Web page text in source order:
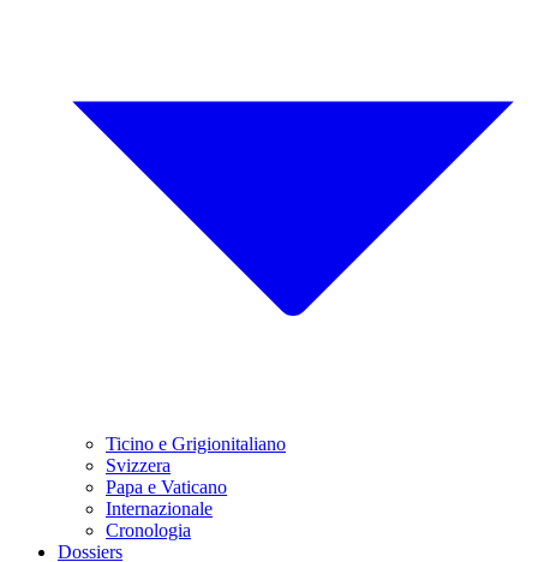
Ticino e Grigionitaliano
Svizzera
Papa e Vaticano
Internazionale
Cronologia
Dossiers